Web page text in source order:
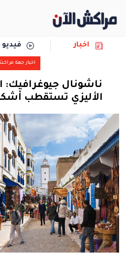
مجتمع
سياسة
رياضة
حوادث
دولية
المرأة
فنية
منوعة
اخبار فيديو
اخبار جهة
ناشونال جيوغرافيك:
الأليزي تستقطب